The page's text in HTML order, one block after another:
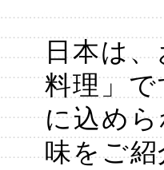
日本は
料理」
に込め
味をご